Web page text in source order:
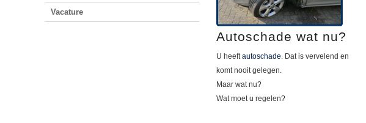
Vacature
Autoschade wat nu?
U heeftautoschade. Dat is vervelend en
komt nooit gelegen.
Maar wat nu?
Wat moet u regelen?